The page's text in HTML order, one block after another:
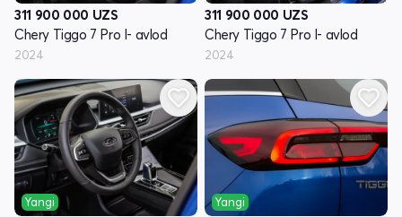
311 900 000 UZS
Chery Tiggo 7 Pro I- avlod
2024
311 900 000 UZS
Chery Tiggo 7 Pro I- avlod
2024
Yangi Yangi